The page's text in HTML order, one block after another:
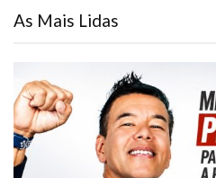
As Mais Lidas